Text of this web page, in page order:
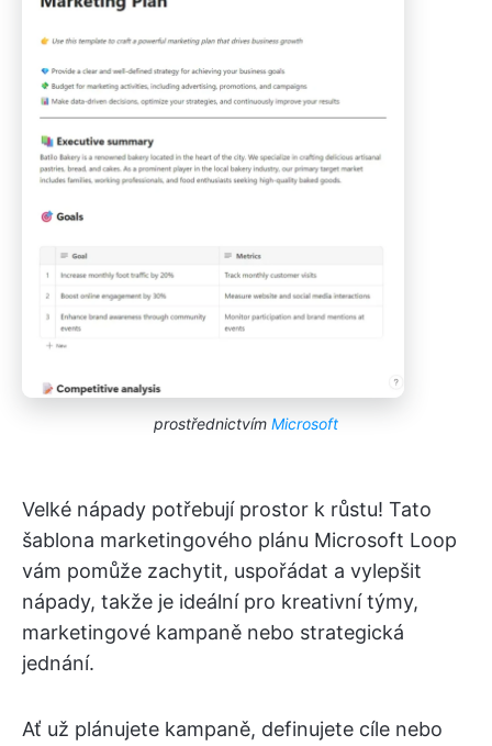
prostřednictvím Microsoft
Velké nápady potřebují prostor k růstu! Tato
šablona marketingového plánu Microsoft Loop
vám pomůže zachytit, uspořádat a vylepšit
nápady, takže je ideální pro kreativní týmy,
marketingové kampaně nebo strategická
jednání.
Ať už plánujete kampaně, definujete cíle nebo